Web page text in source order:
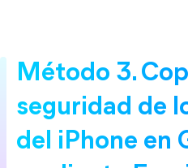
Método 3.
seguridad de
del iPhone en